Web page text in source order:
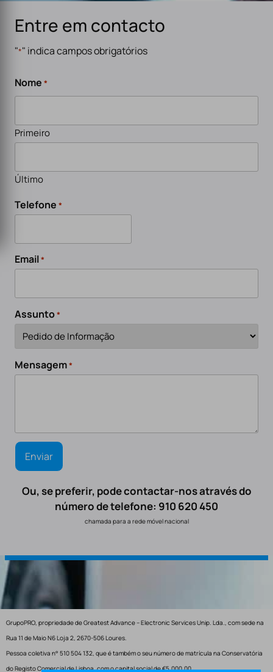
Entre em contacto
"*" indica campos obrigatórios
Nome *
Primeiro
Último
Telefone *
Email*
Assunto*
Mensagem*
Ou, se preferir, pode contactar-nos através do
número de telefone: 910 620 450
chamada para a rede móvel nacional
GrupoPRO, propriedade de Greatest Advance – Electronic Services Unip. Lda., com sede na
Rua 11 de Maio N6 Loja 2, 2670-506 Loures.
Pessoa coletiva n° 510 504 132, que é também o seu número de matrícula na Conservatória
do Registo Comercial de Lisboa, com o capital social de €5.000,00.